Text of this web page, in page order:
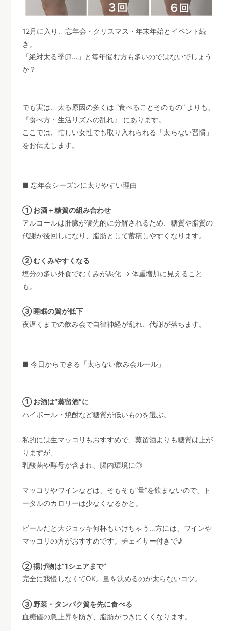
12月に入り、忘年会・クリスマス・年末年始とイベント続
き。
「絶対太る季節…」と毎年悩む方も多いのではないでしょう
か？
でも実は、太る原因の多くは “食べることそのもの” よりも、
『食べ方・生活リズムの乱れ』 にあります。
ここでは、忙しい女性でも取り入れられる「太らない習慣」
をお伝えします。
■ 忘年会シーズンに太りやすい理由
① お酒＋糖質の組み合わせ
アルコールは肝臓が優先的に分解されるため、糖質や脂質の
代謝が後回しになり、脂肪として蓄積しやすくなります。
② むくみやすくなる
塩分の多い外食でむくみが悪化 → 体重増加に見えること
も。
③ 睡眠の質が低下
夜遅くまでの飲み会で自律神経が乱れ、代謝が落ちます。
■ 今日からできる「太らない飲み会ルール」
① お酒は“蒸留酒”に
ハイボール・焼酎など糖質が低いものを選ぶ。
私的には生マッコリもおすすめで、蒸留酒よりも糖質は上が
りますが、
乳酸菌や酵母が含まれ、腸内環境に◎
マッコリやワインなどは、そもそも”量”を飲まないので、ト
ータルのカロリーは少なくなるかと。
ビールだと大ジョッキ何杯もいけちゃう…方には、ワインや
マッコリの方がおすすめです。チェイサー付きで♪
② 揚げ物は“1シェアまで”
完全に我慢しなくてOK。量を決めるのが太らないコツ。
③ 野菜・タンパク質を先に食べる
血糖値の急上昇を防ぎ、脂肪がつきにくくなります。